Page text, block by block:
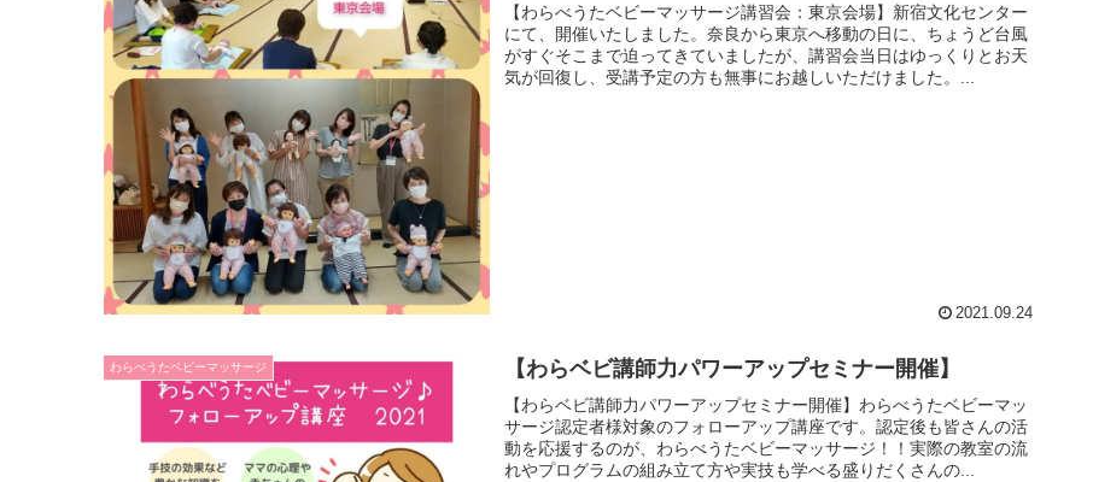
【わらべうたベビーマッサージ講習会：東京会場】新宿文化センター
にて、開催いたしました。奈良から東京へ移動の日に、ちょうど台風
がすぐそこまで迫ってきていましたが、講習会当日はゆっくりとお天
気が回復し、受講予定の方も無事にお越しいただけました。...
2021.09.24
わらべうたベビーマッサージ 【わらベビ講師力パワーアップセミナー開催】
【わらベビ講師力パワーアップセミナー開催】わらべうたベビーマッ
サージ認定者様対象のフォローアップ講座です。認定後も皆さんの活
動を応援するのが、わらべうたベビーマッサージ！！実際の教室の流
れやプログラムの組み立て方や実技も学べる盛りだくさんの...